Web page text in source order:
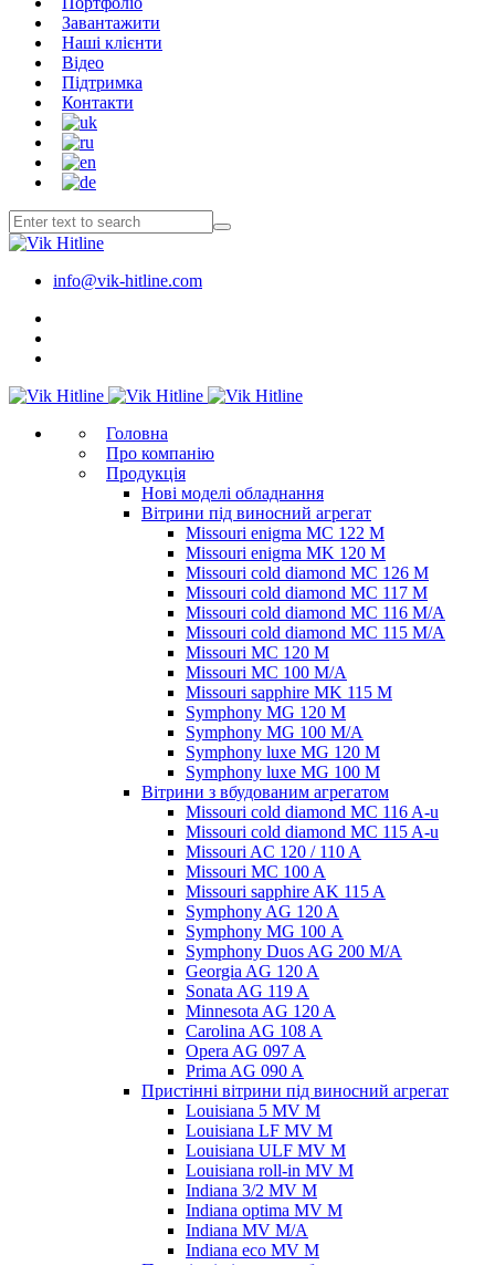
Завантажити
Наші клієнти
Відео
Підтримка
Контакти
info@vik-hitline.com
Головна
Про компанію
Продукція
Нові моделі обладнання
Вітрини під виносний агрегат
Missouri enigma MC 122 M
Missouri enigma MK 120 M
Missouri cold diamond MC 126 M
Missouri cold diamond MC 117 M
Missouri cold diamond MC 116 M/A
Missouri cold diamond MC 115 M/A
Missouri MC 120 M
Missouri MC 100 M/A
Missouri sapphire MK 115 M
Symphony MG 120 M
Symphony MG 100 M/А
Symphony luxe MG 120 M
Symphony luxe MG 100 M
Вітрини з вбудованим агрегатом
Missouri cold diamond MC 116 A-u
Missouri cold diamond MC 115 A-u
Missouri AC 120 / 110 A
Missouri MC 100 A
Missouri sapphire AK 115 A
Symphony AG 120 A
Symphony MG 100 А
Symphony Duos AG 200 M/A
Georgia AG 120 A
Sonata AG 119 A
Minnesota AG 120 A
Carolina AG 108 A
Opera AG 097 A
Prima AG 090 A
Пристінні вітрини під виносний агрегат
Louisiana 5 MV M
Louisiana LF MV M
Louisiana ULF MV M
Louisiana roll-in MV M
Indiana 3/2 MV M
Indiana optima MV M
Indiana MV M/A
Indiana eco MV M